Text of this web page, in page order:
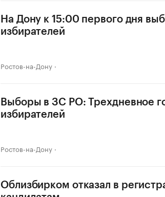
На Дону к 15:00 первого дня
избирателей
Ростов-на-Дону
Выборы в ЗС РО: Трехдневное
избирателей
Ростов-на-Дону
Облизбирком отказал в